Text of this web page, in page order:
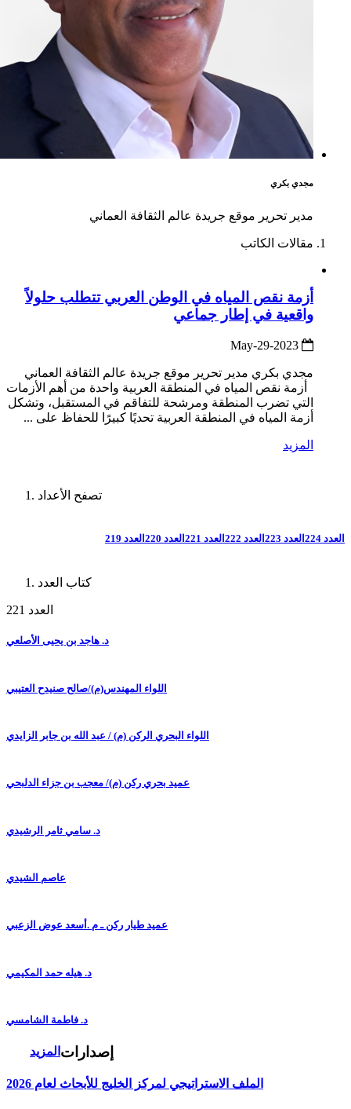
مجدي بكري
مدير تحرير موقع جريدة عالم الثقافة العماني
مقالات الكاتب
أزمة نقص المياه في الوطن العربي تتطلب حلولاً
واقعية في إطار جماعي
مجدي بكري مدير تحرير موقع جريدة عالم الثقافة العماني
أزمة نقص المياه في المنطقة العربية واحدة من أهم الأزمات
التي تضرب المنطقة ومرشحة للتفاقم في المستقبل، وتشكل
أزمة المياه في المنطقة العربية تحديًا كبيرًا للحفاظ على ...
المزيد
تصفح الأعداد
العدد 224 العدد 223 العدد 222 العدد 221 العدد 220 العدد 219
كتاب العدد
العدد 221
د. هاجد بن يحيى الأصلعي
اللواء المهندس(م)/صالح صنيدح العتيبي
اللواء البحري الركن (م) / عبد الله بن جابر الزايدي
عميد بحري ركن (م)/ معجب بن جزاء الدلبحي
د. سامي ثامر الرشيدي
عاصم الشيدي
عميد طيار ركن ـ م .أسعد عوض الزعبي
د. هيله حمد المكيمي
د. فاطمة الشامسي
المزيد إصدارات
الملف الاستراتيجي لمركز الخليج للأبحاث لعام 2026